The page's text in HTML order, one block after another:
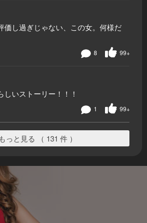
価し過ぎじゃない、この女。何様だ
99+
8
しいストーリー！！！
99+
1
もっと見る （ 131 件 ）